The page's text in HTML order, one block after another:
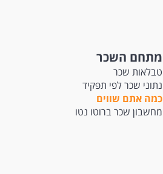
מתחם השכר
טבלאות שכר
נתוני שכר לפי תפקיד
כמה אתם שווים
מחשבון שכר ברוטו נטו